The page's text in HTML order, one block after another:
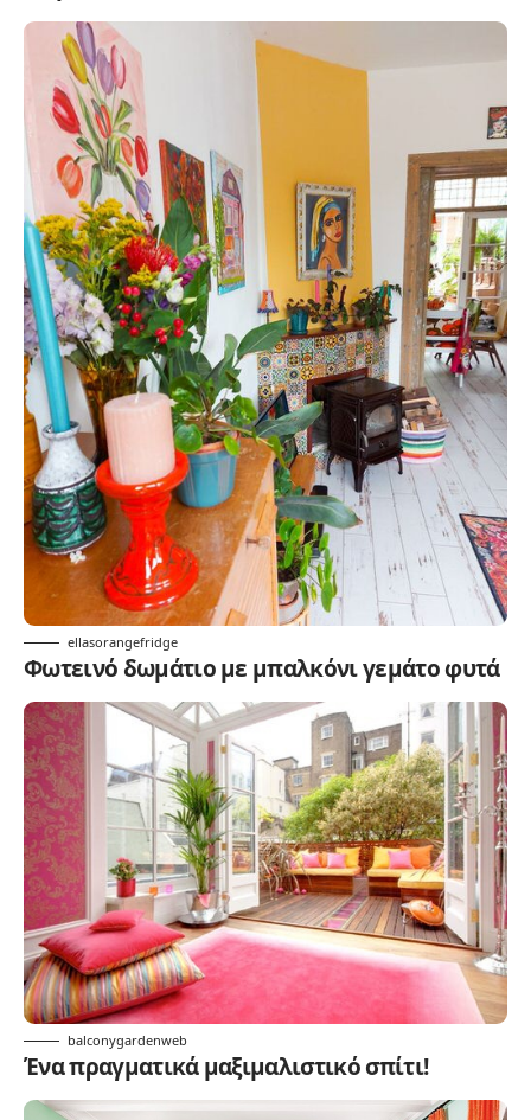
ellasorangefridge
Φωτεινό δωμάτιο με μπαλκόνι γεμάτο φυτά
balconygardenweb
Ένα πραγματικά μαξιμαλιστικό σπίτι!